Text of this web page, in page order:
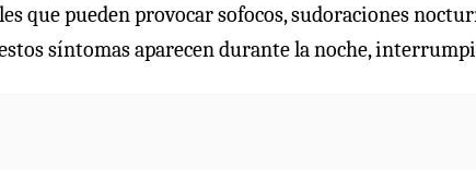
que pueden provocar sofocos, sudoraciones
síntomas aparecen durante la noche,